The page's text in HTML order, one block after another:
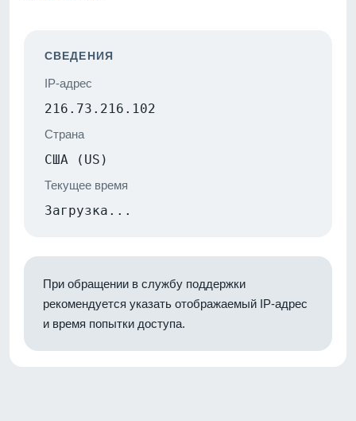
СВЕДЕНИЯ
IP-адрес
216.73.216.102
Страна
США (US)
Текущее время
Загрузка...
При обращении в службу поддержки
рекомендуется указать отображаемый IP-адрес
и время попытки доступа.